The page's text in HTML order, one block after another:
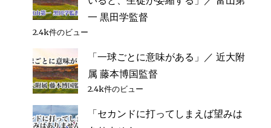
一 黒田学監督
2.4k件のビュー
「一球ごとに意味がある」／ 近大附
属 藤本博国監督
2.4k件のビュー
「セカンドに打ってしまえば望みは